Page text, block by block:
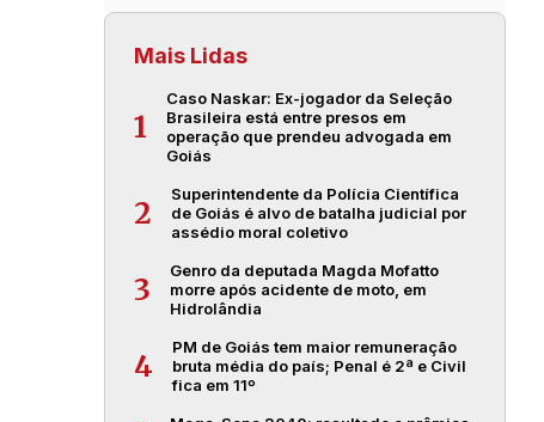
Mais Lidas
1
Caso Naskar: Ex-jogador da Seleção
Brasileira está entre presos em
operação que prendeu advogada em
Goiás
2
Superintendente da Polícia Científica
de Goiás é alvo de batalha judicial por
assédio moral coletivo
3
Genro da deputada Magda Mofatto
morre após acidente de moto, em
Hidrolândia
4
PM de Goiás tem maior remuneração
bruta média do país; Penal é 2ª e Civil
fica em 11º